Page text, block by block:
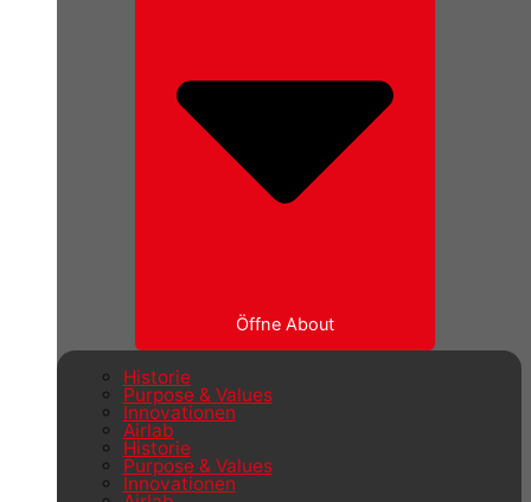
Öffne About
Historie
Purpose & Values
Innovationen
Airlab
Historie
Purpose & Values
Innovationen